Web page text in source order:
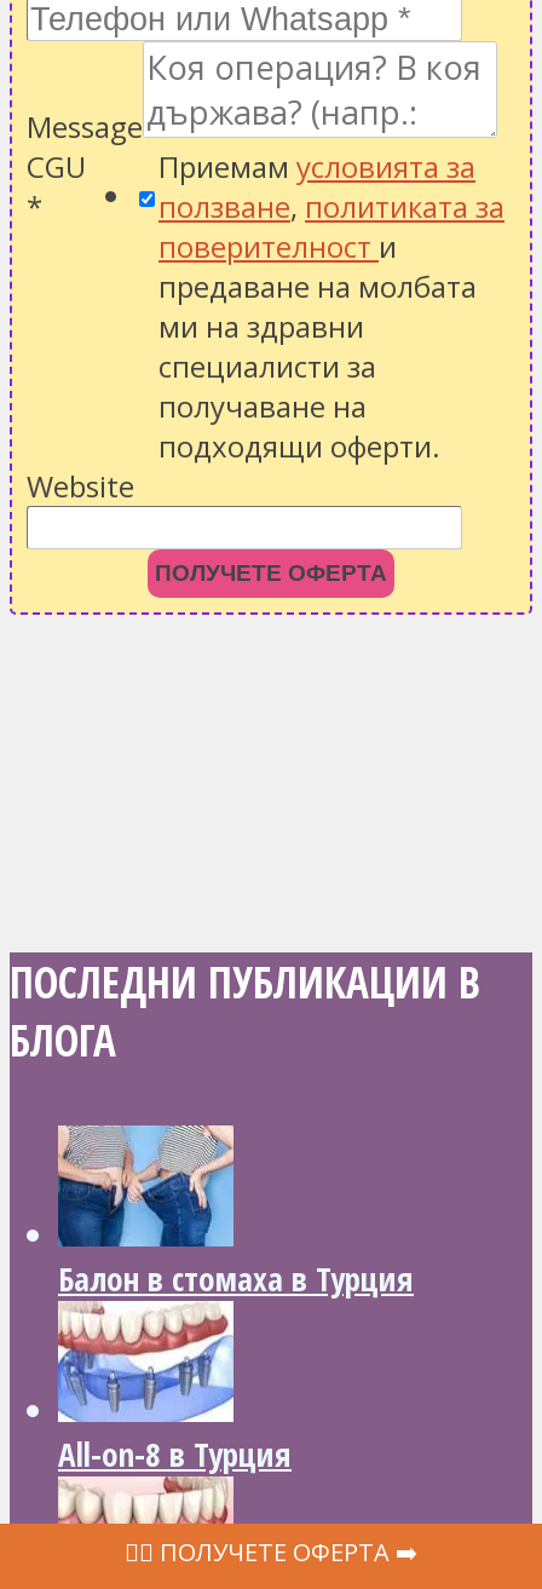
Message
CGU
*
Приемам условията за
ползване, политиката за
поверителност и
предаване на молбата
ми на здравни
специалисти за
получаване на
подходящи оферти.
Website
ПОЛУЧЕТЕ ОФЕРТА
ПОСЛЕДНИ ПУБЛИКАЦИИ В
БЛОГА
Балон в стомаха в Турция
All-on-8 в Турция
‍👩‍⚕ ПОЛУЧЕТЕ ОФЕРТА ➡️